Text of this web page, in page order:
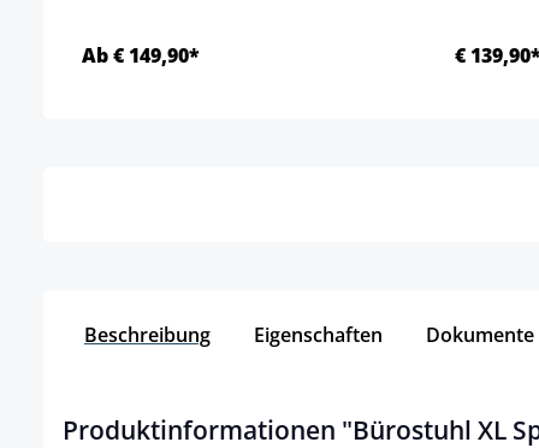
Ab € 149,90* €
Beschreibung Eigenschaften Dokumente
Produktinformationen "Bürostuhl XL